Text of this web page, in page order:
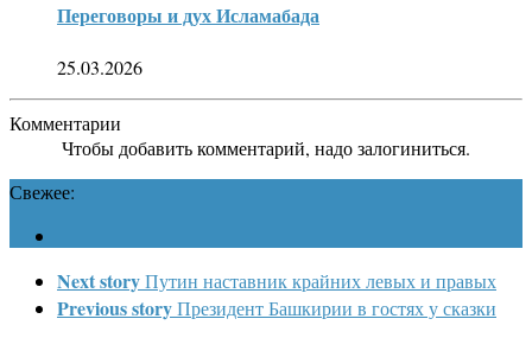
Переговоры и дух Исламабада
25.03.2026
Комментарии
Чтобы добавить комментарий, надо залогиниться.
Свежее:
Next storyПутин наставник крайних левых и правых
Previous storyПрезидент Башкирии в гостях у сказки